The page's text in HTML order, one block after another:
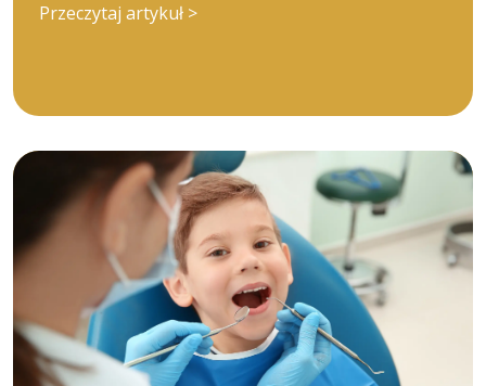
Przeczytaj artykuł >